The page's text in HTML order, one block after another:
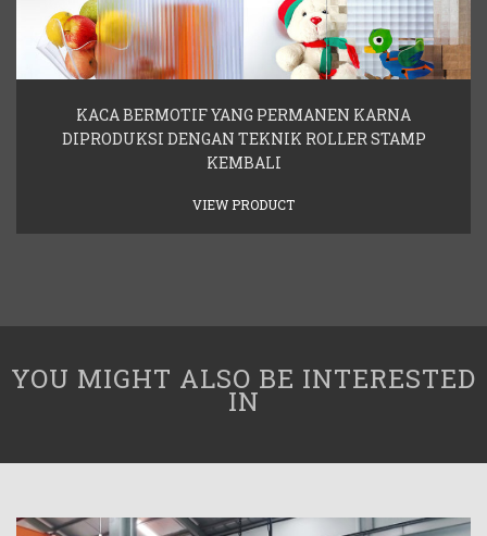
KACA BERMOTIF YANG PERMANEN KARNA
DIPRODUKSI DENGAN TEKNIK ROLLER STAMP
KEMBALI
VIEW PRODUCT
YOU MIGHT ALSO BE INTERESTED
IN